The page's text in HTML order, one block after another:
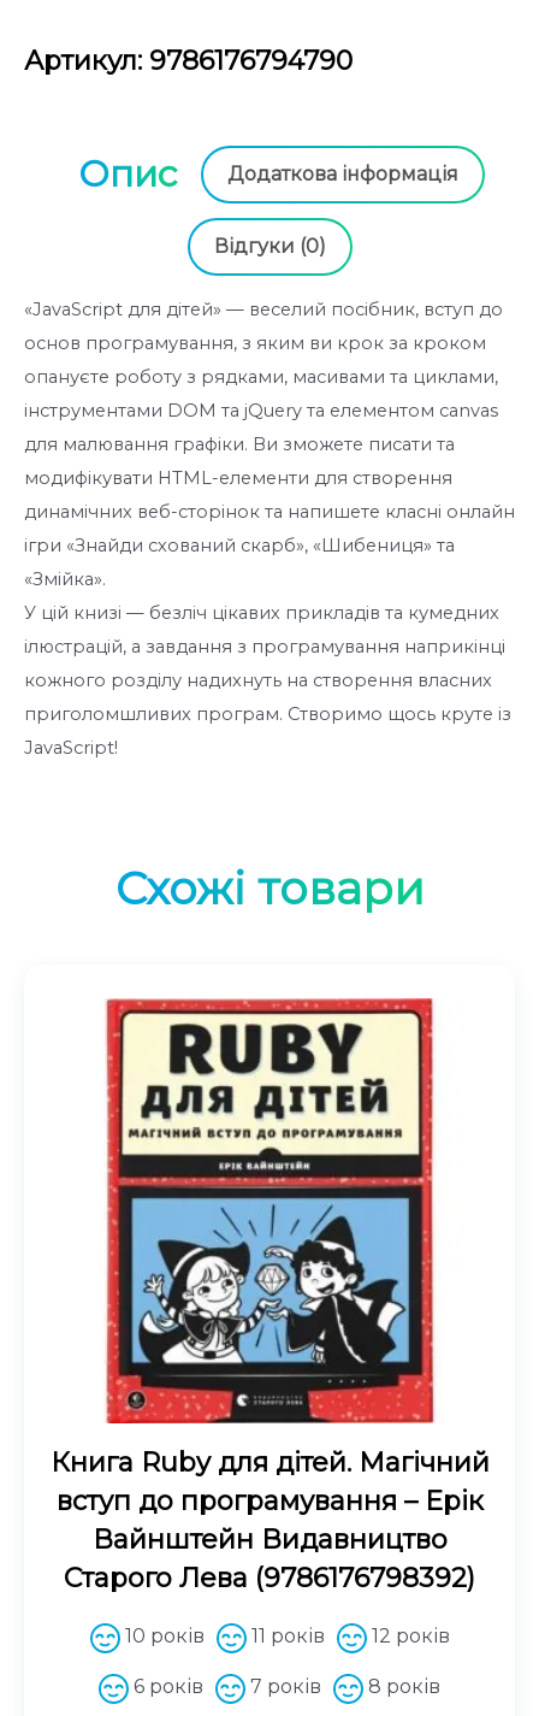
Веселий
програмування
Видавництво
Старого
Лева
(9786176794790)
кількість
Артикул: 9786176794790
Опис Додаткова інформація
Відгуки (0)
«JavaScript для дітей» — веселий посібник, вступ до
основ програмування, з яким ви крок за кроком
опануєте роботу з рядками, масивами та циклами,
інструментами DOM та jQuery та елементом canvas
для малювання графіки. Ви зможете писати та
модифікувати HTML-елементи для створення
динамічних веб-сторінок та напишете класні онлайн
ігри «Знайди схований скарб», «Шибениця» та
«Змійка».
У цій книзі — безліч цікавих прикладів та кумедних
ілюстрацій, а завдання з програмування наприкінці
кожного розділу надихнуть на створення власних
приголомшливих програм. Створимо щось круте із
JavaScript!
Схожі товари
Книга Ruby для дітей. Магічний
вступ до програмування – Ерік
Вайнштейн Видавництво
Старого Лева (9786176798392)
10 років 11 років 12 років
6 років 7 років 8 років